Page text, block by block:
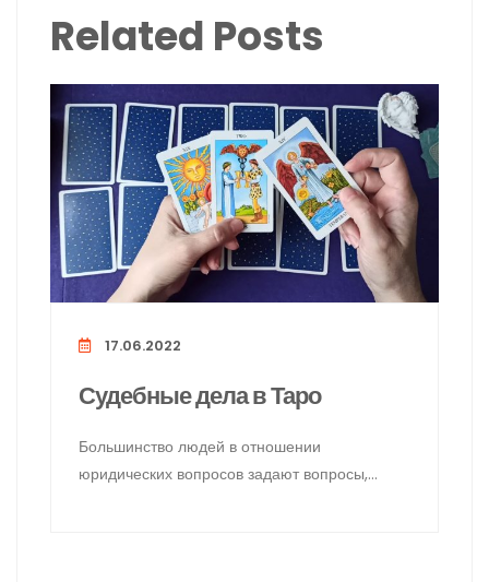
Related Posts
17.06.2022
Судебные дела в Таро
Большинство людей в отношении
юридических вопросов задают вопросы,